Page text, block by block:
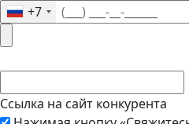
+7
Ссылка на сайт конкурента